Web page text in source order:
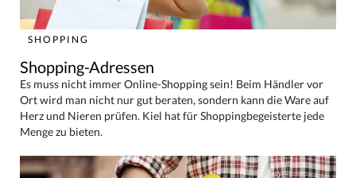
SHOPPING
Shopping-Adressen
Es muss nicht immer Online-Shopping sein! Beim Händler vor
Ort wird man nicht nur gut beraten, sondern kann die Ware auf
Herz und Nieren prüfen. Kiel hat für Shoppingbegeisterte jede
Menge zu bieten.